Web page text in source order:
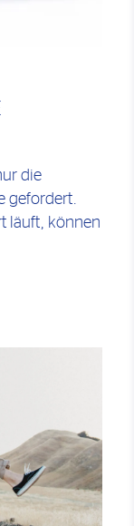
die
gefordert.
läuft, können